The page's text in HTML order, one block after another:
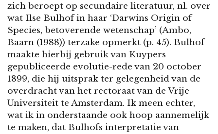
zich beroept op secundaire literatuur, nl. over
wat Ilse Bulhof in haar ‘Darwins Origin of
Species, betoverende wetenschap’ (Ambo,
Baarn (1988)) terzake opmerkt (p. 45). Bulhof
maakte hierbij gebruik van Kuypers
gepubliceerde evolutie-rede van 20 october
1899, die hij uitsprak ter gelegenheid van de
overdracht van het rectoraat van de Vrije
Universiteit te Amsterdam. Ik meen echter,
wat ik in onderstaande ook hoop aannemelijk
te maken, dat Bulhofs interpretatie van